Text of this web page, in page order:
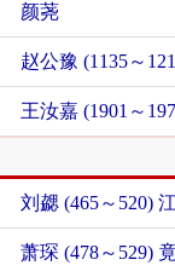
颜荛
赵公豫 (1135～
王汝嘉 (1901～
刘勰 (465～520)
萧琛 (478～529)